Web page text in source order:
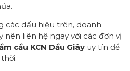
các dấu hiệu trên, doanh
nên liên hệ ngay với các đơn vị
cầu KCN Dầu Giây uy tín để